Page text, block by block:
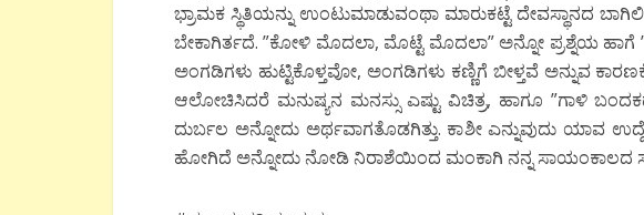
ಭ್ರಾಮಕ ಸ್ಥಿತಿಯನ್ನು ಉಂಟುಮಾಡುವಂಥಾ ಮಾರುಕಟ್ಟೆ ದೇವಸ್ಥಾನದ
ಬೇಕಾಗಿರ್ತದೆ. ”ಕೋಳಿ ಮೊದಲಾ, ಮೊಟ್ಟೆ ಮೊದಲಾ” ಅನ್ನೋ ಪ್ರಶ್ನೆಯ ಹಾಗೆ
ಅಂಗಡಿಗಳು ಹುಟ್ಟಿಕೊಳ್ತವೋ, ಅಂಗಡಿಗಳು ಕಣ್ಣಿಗೆ ಬೀಳ್ತವೆ ಅನ್ನುವ
ಆಲೋಚಿಸಿದರೆ ಮನುಷ್ಯನ ಮನಸ್ಸು ಎಷ್ಟು ವಿಚಿತ್ರ, ಹಾಗೂ ”ಗಾಳಿ
ದುರ್ಬಲ ಅನ್ನೋದು ಅರ್ಥವಾಗತೊಡಗಿತ್ತು. ಕಾಶೀ ಎನ್ನುವುದು ಯಾವ
ಹೋಗಿದೆ ಅನ್ನೋದು ನೋಡಿ ನಿರಾಶೆಯಿಂದ ಮಂಕಾಗಿ ನನ್ನ ಸಾಯಂಕಾಲದ